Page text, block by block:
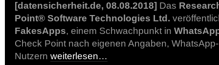
[datensicherheit.de, 08.08.2018] Das
Point® Software Technologies Ltd.
FakesApps, einem Schwachpunkt in
Check Point nach eigenen Angaben,
Nutzern weiterlesen…